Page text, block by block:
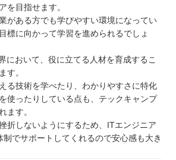
を目指せます。
がある方でも学びやすい環境になってい
標に向かって学習を進められるでしょ
において、役に立てる人材を育成するこ
す。
る技術を学べたり、わかりやすさに特化
使ったりしている点も、テックキャンプ
ます。
折しないようにするため、ITエンジニア
でサポートしてくれるので安心感も大き